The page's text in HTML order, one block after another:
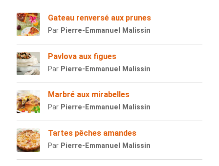
Gateau renversé aux prunes
Par Pierre-Emmanuel Malissin
Pavlova aux figues
Par Pierre-Emmanuel Malissin
Marbré aux mirabelles
Par Pierre-Emmanuel Malissin
Tartes pêches amandes
Par Pierre-Emmanuel Malissin